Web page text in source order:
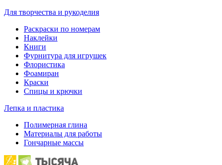
Для творчества и рукоделия
Раскраски по номерам
Наклейки
Книги
Фурнитура для игрушек
Флористика
Фоамиран
Краски
Спицы и крючки
Лепка и пластика
Полимерная глина
Материалы для работы
Гончарные массы